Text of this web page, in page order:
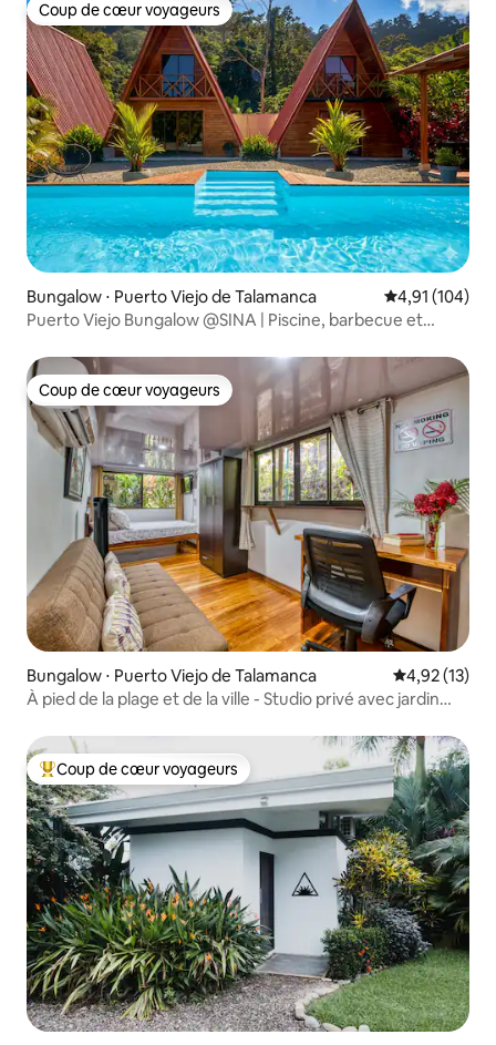
Coup de cœur voyageurs
Coup de cœur voyageurs
Bungalow ⋅ Puerto Viejo de Talamanca Évaluation
4,91 (104)
Puerto Viejo Bungalow @SINA | Piscine, barbecue et
Coup de cœur voyageurs
Coup de cœur voyageurs
Bungalow ⋅ Puerto Viejo de Talamanca Évaluation
4,92 (13)
À pied de la plage et de la ville - Studio privé avec jardin
Coups de cœur voyageurs les plus appréciés
Coup de cœur voyageurs